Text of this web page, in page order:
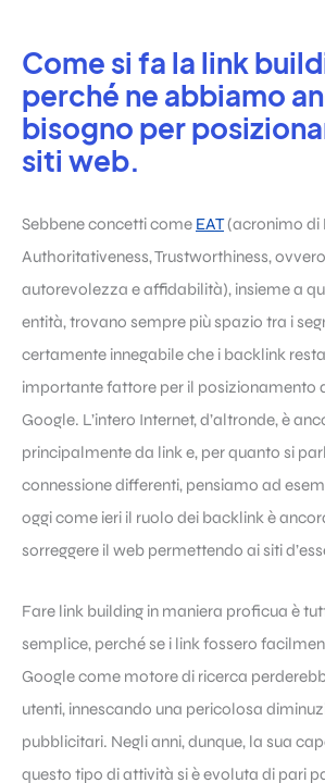
Come si fa la link
perché ne abbiamo
bisogno per
siti web.
Sebbene concetti come EAT(acronimo di
Authoritativeness, Trustworthiness,
autorevolezza e affidabilità), insieme a
entità, trovano sempre più spazio tra i
certamente innegabile che i backlink
importante fattore per il posizionamento
Google. L’intero Internet, d’altronde, è
principalmente da link e, per quanto si
connessione differenti, pensiamo ad
oggi come ieri il ruolo dei backlink è
sorreggere il web permettendo ai siti
Fare link building in maniera proficua è
semplice, perché se i link fossero
Google come motore di ricerca
utenti, innescando una pericolosa
pubblicitari. Negli anni, dunque, la sua
questo tipo di attività si è evoluta di pari